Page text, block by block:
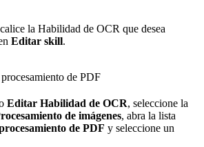
la Habilidad de OCR que desea
Editar skill.
de PDF
Editar Habilidad de OCR, seleccione la
de imágenes, abra la lista
de PDF y seleccione un